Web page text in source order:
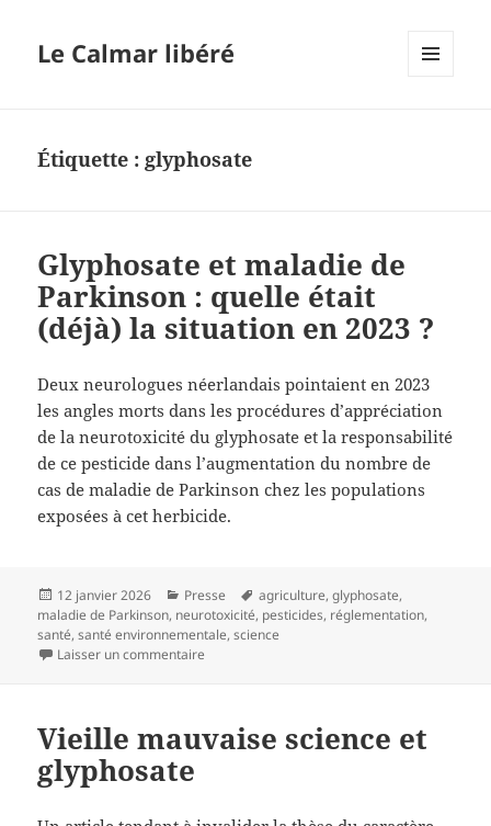
Le Calmar libéré
Étiquette : glyphosate
Glyphosate et maladie de
Parkinson : quelle était
(déjà) la situation en 2023 ?
Deux neurologues néerlandais pointaient en 2023
les angles morts dans les procédures d’appréciation
de la neurotoxicité du glyphosate et la responsabilité
de ce pesticide dans l’augmentation du nombre de
cas de maladie de Parkinson chez les populations
exposées à cet herbicide.
Publié
le
12 janvier 2026 Catégories
Presse
Mots-
clés
agriculture,glyphosate,
maladie de Parkinson, neurotoxicité, pesticides, réglementation,
santé,santé environnementale,science
Laisser un commentaire
Vieille mauvaise science et
glyphosate